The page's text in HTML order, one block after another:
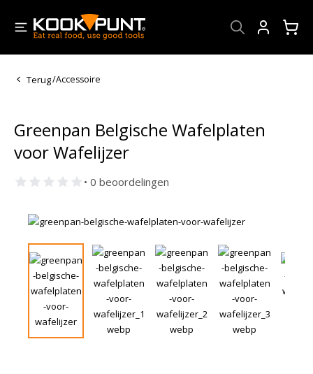
Terug/Accessoire
Greenpan Belgische Wafelplaten
voor Wafelijzer
• 0 beoordelingen